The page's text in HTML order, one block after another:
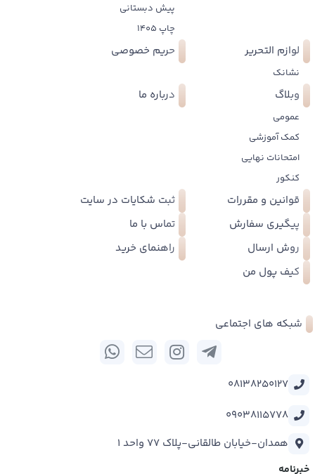
پیش دبستانی
چاپ 1405
لوازم التحریر
نشانک
حریم خصوصی
وبلاگ
عمومی
کمک آموزشی
امتحانات نهایی
کنکور
درباره ما
قوانین و مقررات
ثبت شکایات در سایت
پیگیری سفارش
تماس با ما
روش ارسال
راهنمای خرید
کیف پول من
شبکه های اجتماعی
08138250127
09038115778
همدان-خیابان طالقانی-پلاک 77 واحد 1
خبرنامه